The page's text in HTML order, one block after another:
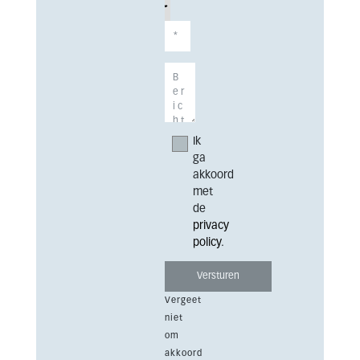
Ik
ga
akkoord
met
de
privacy
policy.
Vergeet
niet
om
akkoord